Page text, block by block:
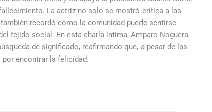
La actriz no solo se mostró crítica a las
recordó cómo la comunidad puede sentirse
tejido social. En esta charla íntima, Amparo Noguera
de significado, reafirmando que, a pesar de las
por encontrar la felicidad.